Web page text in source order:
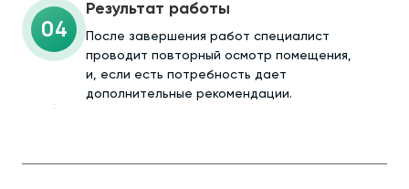
04
Результат работы
После завершения работ специалист
проводит повторный осмотр помещения,
и, если есть потребность дает
дополнительные рекомендации.